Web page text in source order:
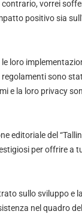
vorrei
positivo sia
loro
regolamenti sono
e la loro privacy
del
per offrire a
sullo sviluppo e
nel quadro